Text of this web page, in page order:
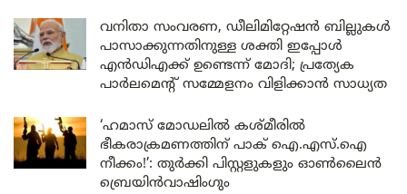
വനിതാ സംവരണ, ഡീലിമിറ്റേഷൻ ബില്ലുകൾ
പാസാക്കുന്നതിനുള്ള ശക്തി ഇപ്പോൾ
എൻഡിഎക്ക് ഉണ്ടെന്ന് മോദി; പ്രത്യേക
പാർലമെന്റ് സമ്മേളനം വിളിക്കാൻ സാധ്യത
‘ഹമാസ് മോഡലിൽ കശ്മീരിൽ
ഭീകരാക്രമണത്തിന് പാക് ഐ.എസ്.ഐ
നീക്കം!’: തുർക്കി പിസ്റ്റളുകളും ഓൺലൈൻ
ബ്രെയിൻവാഷിംഗും